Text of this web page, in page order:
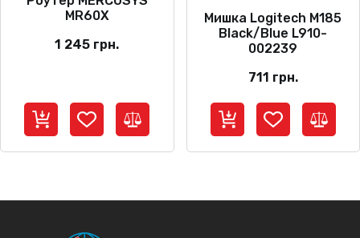
MR60X
1 245 грн.
Мишка Logitech M185
Black/Blue L910-
002239
711 грн.